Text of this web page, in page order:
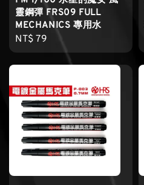
靈鋼彈 FRS09 FULL
MECHANICS 專用水
Regular
price
NT$ 79